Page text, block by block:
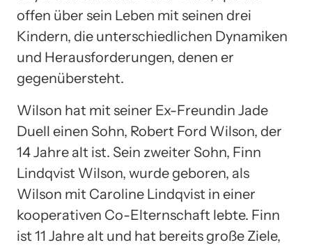
offen über sein Leben mit seinen drei
Kindern, die unterschiedlichen Dynamiken
und Herausforderungen, denen er
gegenübersteht.
Wilson hat mit seiner Ex-Freundin Jade
Duell einen Sohn, Robert Ford Wilson, der
14 Jahre alt ist. Sein zweiter Sohn, Finn
Lindqvist Wilson, wurde geboren, als
Wilson mit Caroline Lindqvist in einer
kooperativen Co-Elternschaft lebte. Finn
ist 11 Jahre alt und hat bereits große Ziele,